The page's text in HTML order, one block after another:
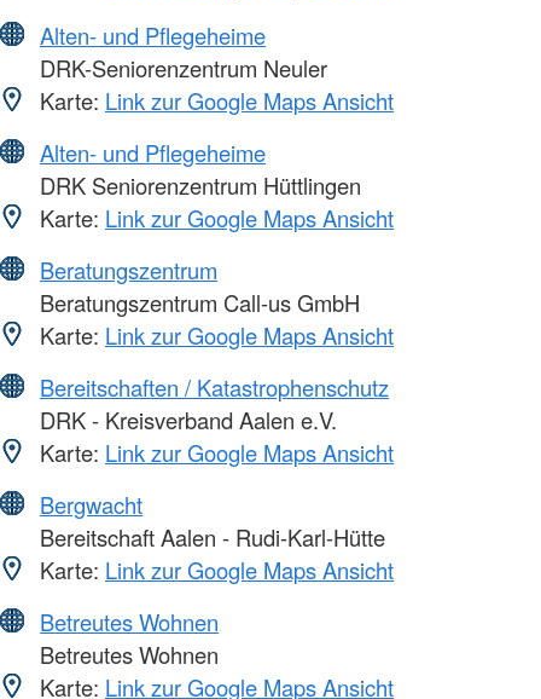
Alten- und Pflegeheime
DRK-Seniorenzentrum Neuler
Karte: Link zur Google Maps Ansicht
Alten- und Pflegeheime
DRK Seniorenzentrum Hüttlingen
Karte: Link zur Google Maps Ansicht
Beratungszentrum
Beratungszentrum Call-us GmbH
Karte: Link zur Google Maps Ansicht
Bereitschaften / Katastrophenschutz
DRK - Kreisverband Aalen e.V.
Karte: Link zur Google Maps Ansicht
Bergwacht
Bereitschaft Aalen - Rudi-Karl-Hütte
Karte: Link zur Google Maps Ansicht
Betreutes Wohnen
Betreutes Wohnen
Karte: Link zur Google Maps Ansicht